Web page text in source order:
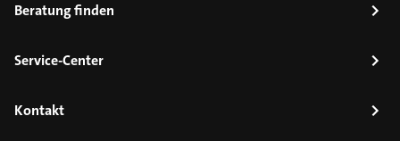
Beratung finden
Service-Center
Kontakt